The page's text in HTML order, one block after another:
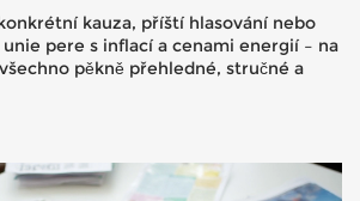
kauza, příští hlasování nebo
pere s inflací a cenami energií – na
pěkně přehledné, stručné a